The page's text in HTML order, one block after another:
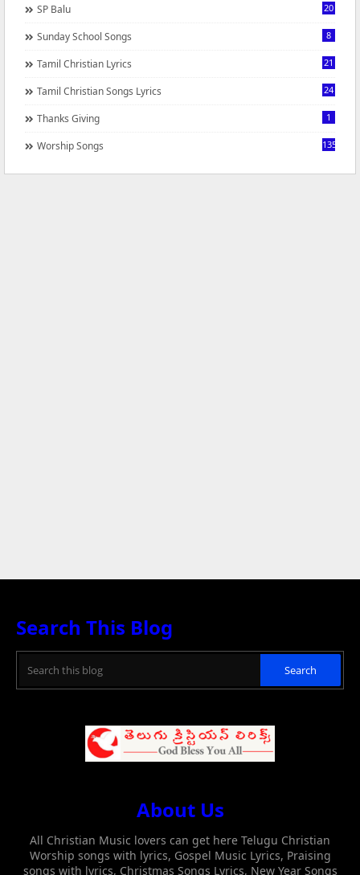
SP Balu 20
Sunday School Songs 8
Tamil Christian Lyrics 21
Tamil Christian Songs Lyrics 24
Thanks Giving 1
Worship Songs 1350
Search This Blog
About Us
All Christian Music lovers can get here Telugu Christian
Worship songs with lyrics, Gospel Music Lyrics, Praising
songs with lyrics, Christmas Songs Lyrics, New Year Songs